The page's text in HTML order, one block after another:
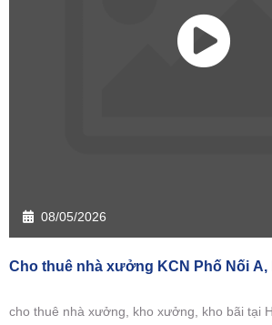
08/05/2026
Cho thuê nhà xưởng KCN Phố Nối A,
cho thuê nhà xưởng, kho xưởng, kho bãi tại